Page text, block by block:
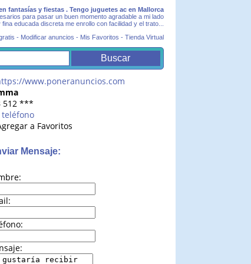
fantasías y fiestas . Tengo juguetes ac en Mallorca
para pasar un buen momento agradable a mi lado
educada discreta me enrollo con facilidad y el trato...
- Modificar anuncios - Mis Favoritos - Tienda Virtual
512 ***
teléfono
a Favoritos
Mensaje: